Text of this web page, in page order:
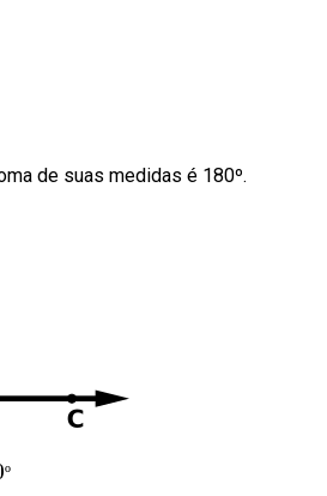
de suas medidas é 180º.
º